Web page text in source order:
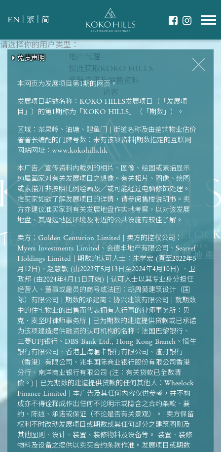
EN 繁 简
本网页为发展项目第1期的网页。
发展项目期数名称：KOKO HILLS发展项目（「发展项
目」）的第1期称为「KOKO HILLS」（「期数」）。
区域：茶果岭、油塘、鲤鱼门 | 街道名称及由差饷物业估价
署署长编配的门牌号数：未有该项资料|期数指定的互联网
网站网址：www.kokohills.hk
本广告╱宣传资料内载列的相片、图像、绘图或素描显示
纯属画家对有关发展项目之想像。有关相片、图像、绘图
或素描并非按照比例绘画及╱或可能经过电脑修饰处理。
准买家如欲了解发展项目的详情，请参阅售楼说明书。卖
方亦建议准买家到有关发展地盘作实地考察，以对该发展
地盘、其周边地区环境及附近的公共设施有较佳了解。
卖方：Golden Centurion Limited | 卖方的控权公司：
Myers Investments Limited、会德丰地产有限公司、Seareef
Holdings Limited | 期数的认可人士：朱学宏 (直至2022年5
月12日)、赵慧敏 (由2022年5月13日至2024年4月10日) 、卫
政邦 (由2024年4月11日开始) | 认可人士以其专业身分担任
经营人、董事或雇员的商号或法团：胡周黄建筑设计（国
际）有限公司 | 期数的承建商：协兴建筑有限公司 | 就期数
中的住宅物业的出售而代表拥有人行事的律师事务所：贝
克．麦坚时律师事务所 | 已为期数的建造提供贷款或已承诺
为该项建造提供融资的认可机构的名称：法国巴黎银行、
三菱UFJ银行、DBS Bank Ltd., Hong Kong Branch、恒生
银行有限公司、香港上海滙丰银行有限公司、渣打银行
（香港）有限公司、兆丰国际商业银行股份有限公司香港
分行、南洋商业银行有限公司 (注：有关贷款已全数清
偿。) | 已为期数的建造提供贷款的任何其他人：Wheelock
Finance Limited | 本广告及其任何内容仅供参考，并不构
成亦不得诠释成作出任何不论明示或隐含之合约条款、要
约、陈述、承诺或保证（不论是否有关景观）。| 卖方保留
权利不时改动发展项目或期数或其任何部分之建筑图则及
其他图则、设计、装置、装修物料及设备等。 装置、装修
物料及设备之提供以卖买合约条款作准。发展项目或期数
免责声明
请选择你的用户类型：
地产代理
按此获取KOKO HILLS
最新资讯及销售资料
访客
免责声明
请选择最适合你的生活模式
翠绿环抱
免责声明
免责声明
强健体魄
免责声明